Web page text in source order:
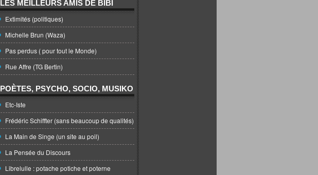
LES MEILLEURS AMIS DE BIBI
Extimités (politiques)
Michelle Brun (Waza)
Pas perdus ( pour tout le Monde)
Rue Affre (TG Bertin)
POÈTES, PSYCHO, SOCIO, MUSIKO
Etc-Iste
Frédéric Schiffter (sans beaucoup de qualités)
La Main de Singe (un site au poil)
La Pensée du Discours
Librelulle : potache potiche et poterne